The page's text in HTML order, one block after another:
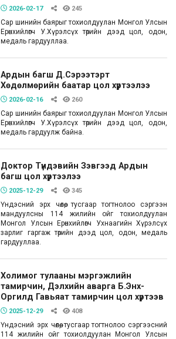
2026-02-17 245
Сар шинийн баярыг тохиолдуулан Монгол Улсын
Ерөнхийлөгч У.Хүрэлсүх төрийн дээд цол, одон,
медаль гардууллаа.
Ардын багш Д.Сэрээтэрт
Хөдөлмөрийн баатар цол хүртээлээ
2026-02-16 260
Сар шинийн баярыг тохиолдуулан Монгол Улсын
Ерөнхийлөгч У.Хүрэлсүх төрийн дээд цол, одон,
медаль гардуулж байна.
Доктор Түндэвийн Зэвгээд Ардын
багш цол хүртээлээ
2025-12-29 345
Үндэсний эрх чөлөө, тусгаар тогтнолоо сэргээн
мандуулсны 114 жилийн ойг тохиолдуулан
Монгол Улсын Ерөнхийлөгч Ухнаагийн Хүрэлсүх
зарлиг гаргаж төрийн дээд цол, одон, медаль
гардууллаа.
Холимог тулааны мэргэжлийн
тамирчин, Дэлхийн аварга Б.Энх-
Оргилд Гавьяат тамирчин цол хүртээв
2025-12-29 408
Үндэсний эрх чөлөө, тусгаар тогтнолоо сэргээсний
114 жилийн ойг тохиолдуулан Монгол Улсын